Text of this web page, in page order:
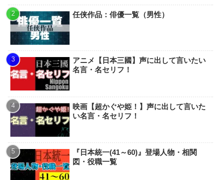
任侠作品：俳優一覧（男性）
アニメ【日本三國】声に出して言いたい
名言・名セリフ！
映画【超かぐや姫！】声に出して言いた
い名言・名セリフ！
『日本統一(41～60)』登場人物・相関
図・役職一覧